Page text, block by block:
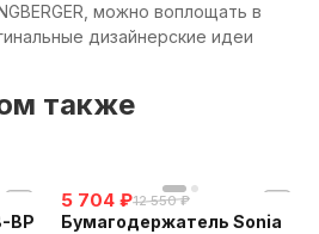
можно воплощать в
дизайнерские идеи
также
BP
5 704 ₽12 550 ₽
Бумагодержатель Sonia